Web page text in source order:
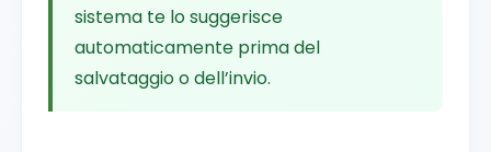
sistema te lo suggerisce
automaticamente prima del
salvataggio o dell’invio.